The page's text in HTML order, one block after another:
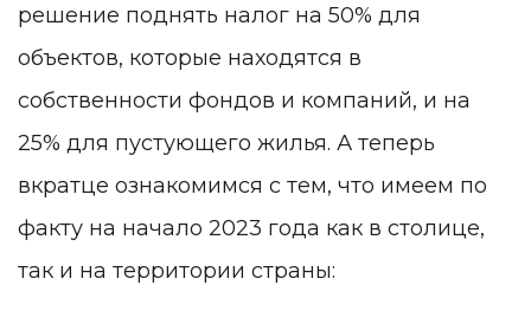
решение поднять налог на 50% для
объектов, которые находятся в
собственности фондов и компаний, и на
25% для пустующего жилья. А теперь
вкратце ознакомимся с тем, что имеем по
факту на начало 2023 года как в столице,
так и на территории страны: